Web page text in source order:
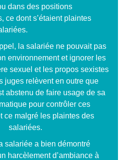
dans des positions
ce dont s’étaient plaintes
la salariée ne pouvait pas
environnement et ignorer les
sexuel et les propos sexistes
juges relèvent en outre que
abstenu de faire usage de sa
pour contrôler ces
ce malgré les plaintes des
salariées.
salariée a bien démontré
harcèlement d’ambiance à